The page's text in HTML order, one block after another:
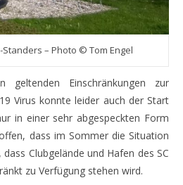
– Photo © Tom Engel
geltenden Einschränkungen zur
Virus konnte leider auch der Start
in einer sehr abgespeckten Form
dass im Sommer die Situation
Clubgelände und Hafen des SC
zu Verfügung stehen wird.